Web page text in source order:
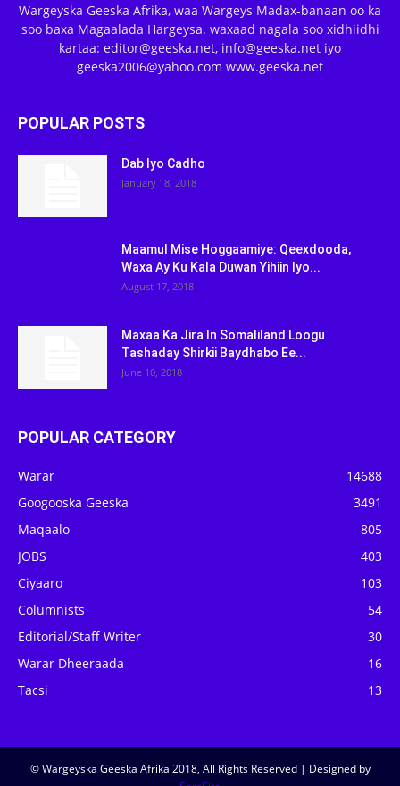
Wargeyska Geeska Afrika, waa Wargeys Madax-banaan oo ka
soo baxa Magaalada Hargeysa. waxaad nagala soo xidhiidhi
kartaa: editor@geeska.net, info@geeska.net iyo
geeska2006@yahoo.com www.geeska.net
POPULAR POSTS
Dab Iyo Cadho
January 18, 2018
Maamul Mise Hoggaamiye: Qeexdooda,
Waxa Ay Ku Kala Duwan Yihiin Iyo...
August 17, 2018
Maxaa Ka Jira In Somaliland Loogu
Tashaday Shirkii Baydhabo Ee...
June 10, 2018
POPULAR CATEGORY
Warar
14688
Googooska Geeska
3491
Maqaalo
805
JOBS
403
Ciyaaro
103
Columnists
54
Editorial/Staff Writer
30
Warar Dheeraada
16
Tacsi
13
© Wargeyska Geeska Afrika 2018, All Rights Reserved | Designed by